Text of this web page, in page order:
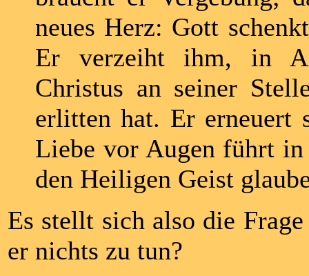
neues Herz: Gott
Er verzeiht ihm, in
Christus an seiner
erlitten hat. Er erneuert
Liebe vor Augen führt
den Heiligen Geist
Es stellt sich also die
er nichts zu tun?